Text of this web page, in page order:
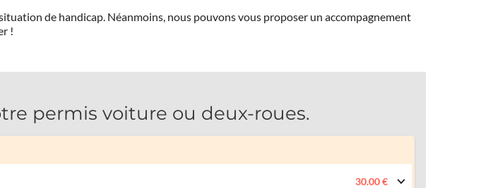
de handicap. Néanmoins, nous pouvons vous proposer un accompagnement
!
permis voiture ou deux-roues.
30.00 €